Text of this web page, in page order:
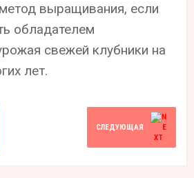
выращивания, если
обладателем
свежей клубники на
лет.
СЛЕДУЮЩАЯ